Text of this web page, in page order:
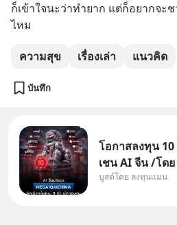
ก็เข้าใจนะว่าทำยาก แต่ก็อยากจะ
ไหม
ความสุข เรื่องเล่า แนวคิด
บันทึก
โอกาสลงทุน
เชน AI จีน /โด
✅ลงทุนตรง คัด
บูสต์โดย ลงทุนแมน